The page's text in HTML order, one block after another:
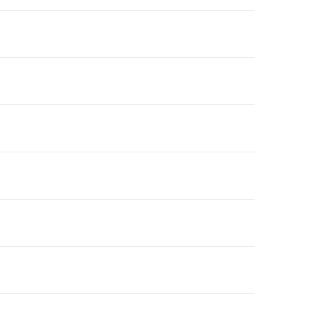
a relaxa muschii si a asigura o
este ultimul element al acestui sistem
particule de silicon anti-alunecare pentru a